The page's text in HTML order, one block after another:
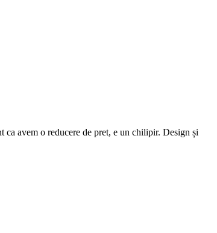
avem o reducere de pret, e un chilipir. Design și